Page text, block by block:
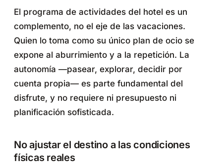
El programa de actividades del hotel es un
complemento, no el eje de las vacaciones.
Quien lo toma como su único plan de ocio se
expone al aburrimiento y a la repetición. La
autonomía —pasear, explorar, decidir por
cuenta propia— es parte fundamental del
disfrute, y no requiere ni presupuesto ni
planificación sofisticada.
No ajustar el destino a las condiciones
físicas reales